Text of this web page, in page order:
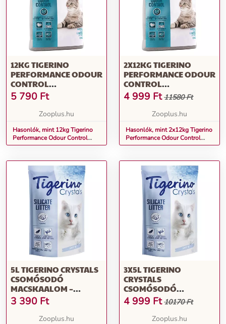
12KG TIGERINO
PERFORMANCE ODOUR
CONTROL
PARFÜMMENTES
MACSKAALOM
NÁTRONNAL
5 790 Ft
Zooplus.hu
Hasonlók, mint 12kg Tigerino
Performance Odour Control
parfümmentes macskaalom
2X12KG TIGERINO
PERFORMANCE ODOUR
CONTROL
PARFÜMMENTES
MACSKAALOM
NÁTRONNAL
4 999 Ft 11580 Ft
Zooplus.hu
Hasonlók, mint 2x12kg Tigerino
Performance Odour Control
parfümmentes macskaalom
5L TIGERINO CRYSTALS
CSOMÓSODÓ
MACSKAALOM –
SENSITIVE,
PARFÜMMENTES
3 390 Ft
Zooplus.hu
3X5L TIGERINO
CRYSTALS
CSOMÓSODÓ
MACSKAALOM –
SENSITIVE,
PARFÜMMENTES
4 999 Ft 10170 Ft
Zooplus.hu